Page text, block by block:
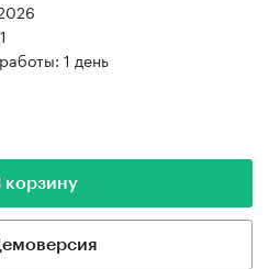
1 день
корзину